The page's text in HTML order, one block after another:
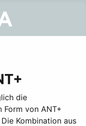
die
Form von ANT+
Kombination aus